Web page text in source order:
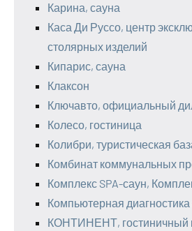
Карина, сауна
Каса Ди Руссо, центр
столярных изделий
Кипарис, сауна
Клаксон
Ключавто, официальный
Колесо, гостиница
Колибри, туристическая
Комбинат коммунальных
Комплекс SPA-саун,
Компьютерная
КОНТИНЕНТ, гостиничный